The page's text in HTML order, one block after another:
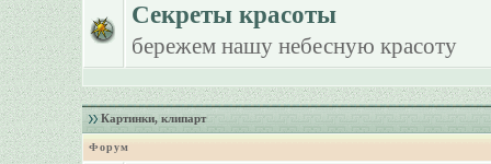
Секреты красоты
бережем нашу небесную красоту
Картинки, клипарт
Форум